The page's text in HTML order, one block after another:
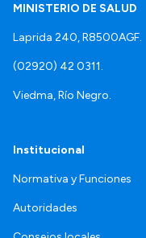
MINISTERIO DE SALUD
Laprida 240, R8500AGF.
(02920) 42 0311.
Viedma, Río Negro.
Institucional
Normativa y Funciones
Autoridades